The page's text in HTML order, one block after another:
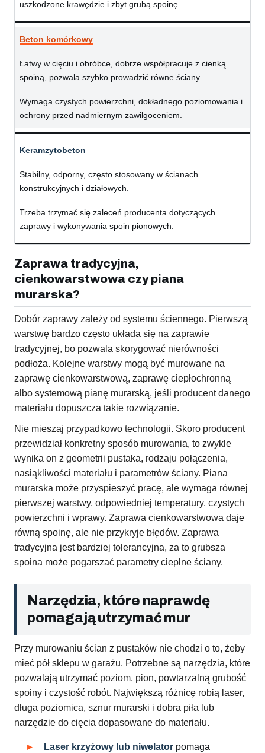
uszkodzone krawędzie i zbyt grubą spoinę.
Beton komórkowy
Łatwy w cięciu i obróbce, dobrze współpracuje z cienką
spoiną, pozwala szybko prowadzić równe ściany.
Wymaga czystych powierzchni, dokładnego poziomowania i
ochrony przed nadmiernym zawilgoceniem.
Keramzytobeton
Stabilny, odporny, często stosowany w ścianach
konstrukcyjnych i działowych.
Trzeba trzymać się zaleceń producenta dotyczących
zaprawy i wykonywania spoin pionowych.
Zaprawa tradycyjna,
cienkowarstwowa czy piana
murarska?
Dobór zaprawy zależy od systemu ściennego. Pierwszą
warstwę bardzo często układa się na zaprawie
tradycyjnej, bo pozwala skorygować nierówności
podłoża. Kolejne warstwy mogą być murowane na
zaprawę cienkowarstwową, zaprawę ciepłochronną
albo systemową pianę murarską, jeśli producent danego
materiału dopuszcza takie rozwiązanie.
Nie mieszaj przypadkowo technologii. Skoro producent
przewidział konkretny sposób murowania, to zwykle
wynika on z geometrii pustaka, rodzaju połączenia,
nasiąkliwości materiału i parametrów ściany. Piana
murarska może przyspieszyć pracę, ale wymaga równej
pierwszej warstwy, odpowiedniej temperatury, czystych
powierzchni i wprawy. Zaprawa cienkowarstwowa daje
równą spoinę, ale nie przykryje błędów. Zaprawa
tradycyjna jest bardziej tolerancyjna, za to grubsza
spoina może pogarszać parametry cieplne ściany.
Narzędzia, które naprawdę
pomagają utrzymać mur
Przy murowaniu ścian z pustaków nie chodzi o to, żeby
mieć pół sklepu w garażu. Potrzebne są narzędzia, które
pozwalają utrzymać poziom, pion, powtarzalną grubość
spoiny i czystość robót. Największą różnicę robią laser,
długa poziomica, sznur murarski i dobra piła lub
narzędzie do cięcia dopasowane do materiału.
Laser krzyżowy lub niwelator pomaga